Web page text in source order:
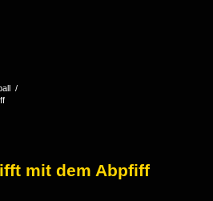
/
mit dem Abpfiff